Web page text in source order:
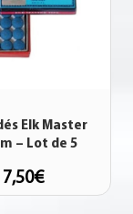
Elk Master
– Lot de 5
7,50€